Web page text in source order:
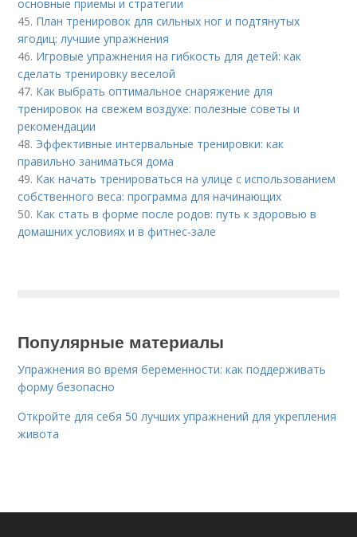
основные приемы и стратегии
45. План тренировок для сильных ног и подтянутых
ягодиц: лучшие упражнения
46. Игровые упражнения на гибкость для детей: как
сделать тренировку веселой
47. Как выбрать оптимальное снаряжение для
тренировок на свежем воздухе: полезные советы и
рекомендации
48. Эффективные интервальные тренировки: как
правильно заниматься дома
49. Как начать тренироваться на улице с использованием
собственного веса: программа для начинающих
50. Как стать в форме после родов: путь к здоровью в
домашних условиях и в фитнес-зале
Популярные материалы
Упражнения во время беременности: как поддерживать
форму безопасно
Откройте для себя 50 лучших упражнений для укрепления
живота